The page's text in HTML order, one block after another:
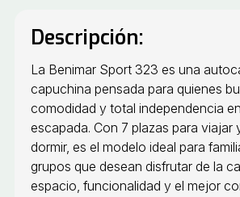
Descripción:
La Benimar Sport 323 es una
capuchina pensada para quienes
comodidad y total independencia
escapada. Con 7 plazas para viajar
dormir, es el modelo ideal para
grupos que desean disfrutar de la
espacio, funcionalidad y el mejor